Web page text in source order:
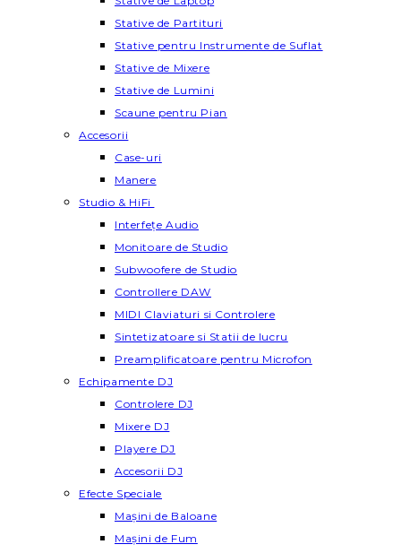
Stative de Partituri
Stative pentru Instrumente de Suflat
Stative de Mixere
Stative de Lumini
Scaune pentru Pian
Accesorii
Case-uri
Manere
Studio & HiFi
Interfețe Audio
Monitoare de Studio
Subwoofere de Studio
Controllere DAW
MIDI Claviaturi si Controlere
Sintetizatoare si Statii de lucru
Preamplificatoare pentru Microfon
Echipamente DJ
Controlere DJ
Mixere DJ
Playere DJ
Accesorii DJ
Efecte Speciale
Mașini de Baloane
Mașini de Fum